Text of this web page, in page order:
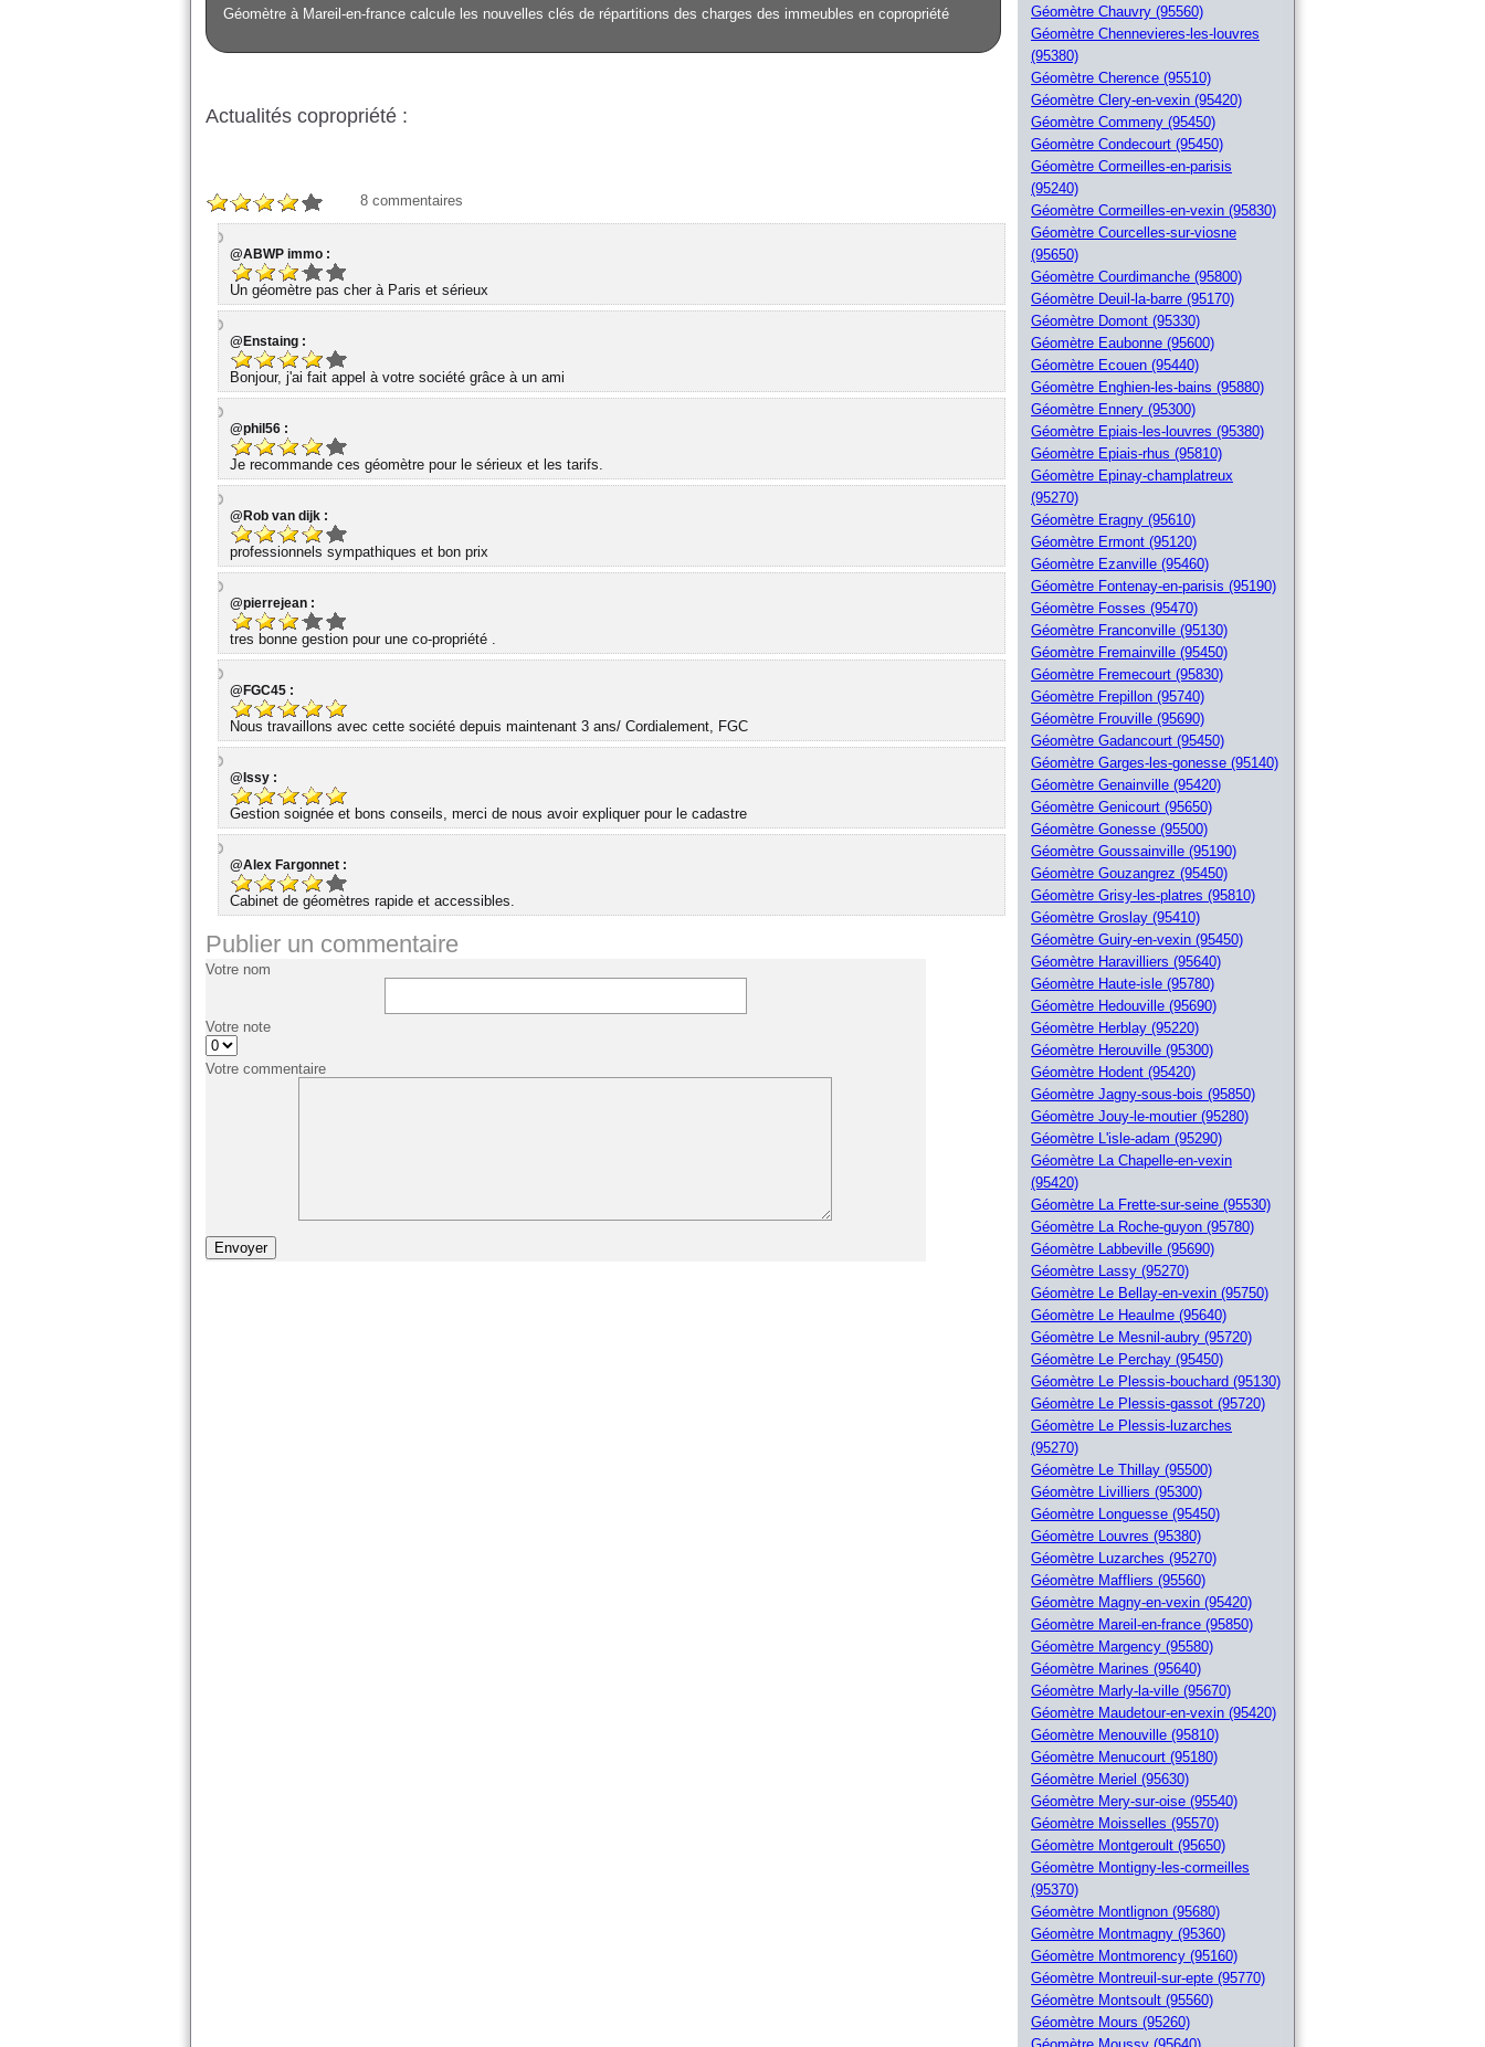
Géomètre à Mareil-en-france calcule les nouvelles clés de répartitions des charges des immeubles en copropriété
Actualités copropriété :
8 commentaires
@ABWP immo :
Un géomètre pas cher à Paris et sérieux
@Enstaing :
Bonjour, j'ai fait appel à votre société grâce à un ami
@phil56 :
Je recommande ces géomètre pour le sérieux et les tarifs.
@Rob van dijk :
professionnels sympathiques et bon prix
@pierrejean :
tres bonne gestion pour une co-propriété .
@FGC45 :
Nous travaillons avec cette société depuis maintenant 3 ans/ Cordialement, FGC
@Issy :
Gestion soignée et bons conseils, merci de nous avoir expliquer pour le cadastre
@Alex Fargonnet :
Cabinet de géomètres rapide et accessibles.
Publier un commentaire
Votre nom
Votre note
Votre commentaire
Géomètre Chauvry (95560)
Géomètre Chennevieres-les-louvres
(95380)
Géomètre Cherence (95510)
Géomètre Clery-en-vexin (95420)
Géomètre Commeny (95450)
Géomètre Condecourt (95450)
Géomètre Cormeilles-en-parisis
(95240)
Géomètre Cormeilles-en-vexin (95830)
Géomètre Courcelles-sur-viosne
(95650)
Géomètre Courdimanche (95800)
Géomètre Deuil-la-barre (95170)
Géomètre Domont (95330)
Géomètre Eaubonne (95600)
Géomètre Ecouen (95440)
Géomètre Enghien-les-bains (95880)
Géomètre Ennery (95300)
Géomètre Epiais-les-louvres (95380)
Géomètre Epiais-rhus (95810)
Géomètre Epinay-champlatreux
(95270)
Géomètre Eragny (95610)
Géomètre Ermont (95120)
Géomètre Ezanville (95460)
Géomètre Fontenay-en-parisis (95190)
Géomètre Fosses (95470)
Géomètre Franconville (95130)
Géomètre Fremainville (95450)
Géomètre Fremecourt (95830)
Géomètre Frepillon (95740)
Géomètre Frouville (95690)
Géomètre Gadancourt (95450)
Géomètre Garges-les-gonesse (95140)
Géomètre Genainville (95420)
Géomètre Genicourt (95650)
Géomètre Gonesse (95500)
Géomètre Goussainville (95190)
Géomètre Gouzangrez (95450)
Géomètre Grisy-les-platres (95810)
Géomètre Groslay (95410)
Géomètre Guiry-en-vexin (95450)
Géomètre Haravilliers (95640)
Géomètre Haute-isle (95780)
Géomètre Hedouville (95690)
Géomètre Herblay (95220)
Géomètre Herouville (95300)
Géomètre Hodent (95420)
Géomètre Jagny-sous-bois (95850)
Géomètre Jouy-le-moutier (95280)
Géomètre L'isle-adam (95290)
Géomètre La Chapelle-en-vexin
(95420)
Géomètre La Frette-sur-seine (95530)
Géomètre La Roche-guyon (95780)
Géomètre Labbeville (95690)
Géomètre Lassy (95270)
Géomètre Le Bellay-en-vexin (95750)
Géomètre Le Heaulme (95640)
Géomètre Le Mesnil-aubry (95720)
Géomètre Le Perchay (95450)
Géomètre Le Plessis-bouchard (95130)
Géomètre Le Plessis-gassot (95720)
Géomètre Le Plessis-luzarches
(95270)
Géomètre Le Thillay (95500)
Géomètre Livilliers (95300)
Géomètre Longuesse (95450)
Géomètre Louvres (95380)
Géomètre Luzarches (95270)
Géomètre Maffliers (95560)
Géomètre Magny-en-vexin (95420)
Géomètre Mareil-en-france (95850)
Géomètre Margency (95580)
Géomètre Marines (95640)
Géomètre Marly-la-ville (95670)
Géomètre Maudetour-en-vexin (95420)
Géomètre Menouville (95810)
Géomètre Menucourt (95180)
Géomètre Meriel (95630)
Géomètre Mery-sur-oise (95540)
Géomètre Moisselles (95570)
Géomètre Montgeroult (95650)
Géomètre Montigny-les-cormeilles
(95370)
Géomètre Montlignon (95680)
Géomètre Montmagny (95360)
Géomètre Montmorency (95160)
Géomètre Montreuil-sur-epte (95770)
Géomètre Montsoult (95560)
Géomètre Mours (95260)